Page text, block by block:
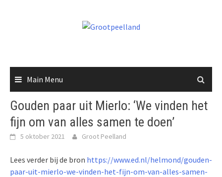
Main Menu
Gouden paar uit Mierlo: ‘We vinden het
fijn om van alles samen te doen’
5 oktober 2021 Groot Peelland
Lees verder bij de bron https://www.ed.nl/helmond/gouden-
paar-uit-mierlo-we-vinden-het-fijn-om-van-alles-samen-